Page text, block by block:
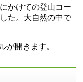
かけての登山コー
た。大自然の中で
が開きます。